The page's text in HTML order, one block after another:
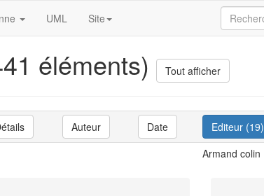
UML Site
éléments) Tout afficher
Auteur Date Editeur (19)
Armand colin